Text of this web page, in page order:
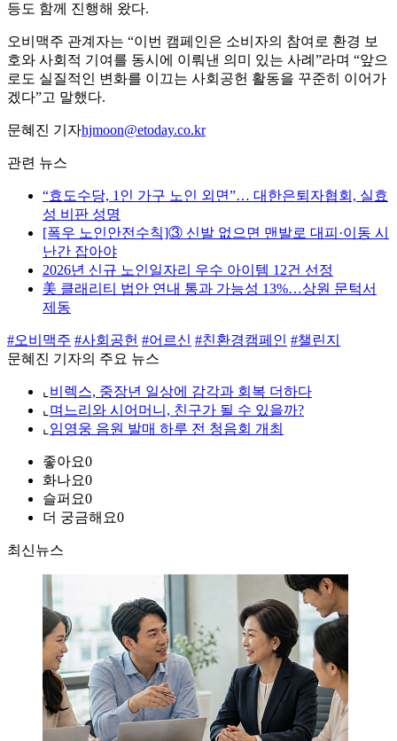
등도 함께 진행해 왔다.
오비맥주 관계자는 “이번 캠페인은 소비자의 참여로 환경 보
호와 사회적 기여를 동시에 이뤄낸 의미 있는 사례”라며 “앞으
로도 실질적인 변화를 이끄는 사회공헌 활동을 꾸준히 이어가
겠다”고 말했다.
문혜진 기자hjmoon@etoday.co.kr
관련 뉴스
“효도수당, 1인 가구 노인 외면”… 대한은퇴자협회, 실효
성 비판 성명
[폭우 노인안전수칙]③ 신발 없으면 맨발로 대피·이동 시
난간 잡아야
2026년 신규 노인일자리 우수 아이템 12건 선정
美 클래리티 법안 연내 통과 가능성 13%…상원 문턱서
제동
#오비맥주 #사회공헌 #어르신 #친환경캠페인 #챌린지
문혜진 기자의 주요 뉴스
⌞ 비렉스, 중장년 일상에 감각과 회복 더하다
⌞ 며느리와 시어머니, 친구가 될 수 있을까?
⌞ 임영웅 음원 발매 하루 전 청음회 개최
좋아요0
화나요0
슬퍼요0
더 궁금해요0
최신뉴스